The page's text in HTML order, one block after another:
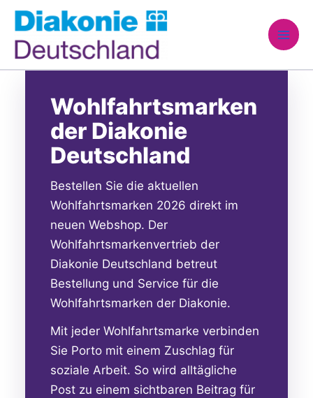
Zum
Inhalt
springen
Wohlfahrts­marken
der Diakonie
Deutschland
Bestellen Sie die aktuellen
Wohlfahrtsmarken 2026 direkt im
neuen Webshop. Der
Wohlfahrtsmarkenvertrieb der
Diakonie Deutschland betreut
Bestellung und Service für die
Wohlfahrtsmarken der Diakonie.
Mit jeder Wohlfahrtsmarke verbinden
Sie Porto mit einem Zuschlag für
soziale Arbeit. So wird alltägliche
Post zu einem sichtbaren Beitrag für